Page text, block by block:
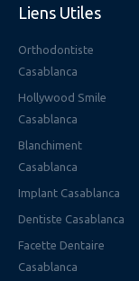
f
Liens Utiles
Orthodontiste
Casablanca
Hollywood Smile
Casablanca
Blanchiment
Casablanca
Implant Casablanca
Dentiste Casablanca
Facette Dentaire
Casablanca